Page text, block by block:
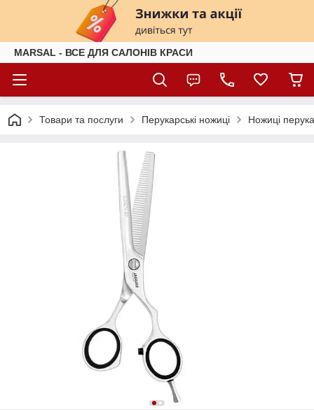
MARSAL - ВСЕ ДЛЯ САЛОНІВ КРАСИ
Товари та послуги Перукарські ножиці Ножиці